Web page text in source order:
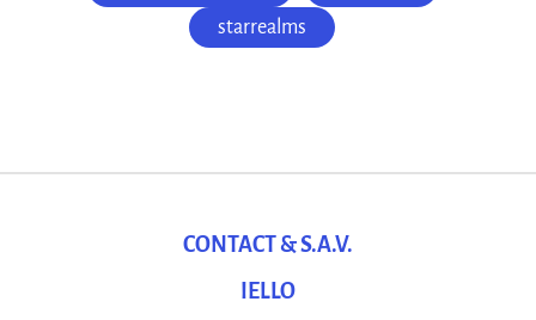
starrealms
CONTACT & S.A.V.
IELLO